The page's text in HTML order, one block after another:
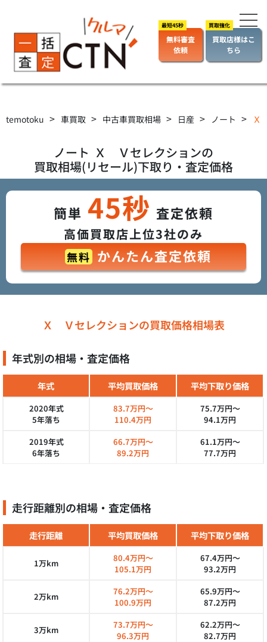
無料審査
依頼
買取店様はこ
ちら
temotoku > 車買取 > 中古車買取相場 > 日産 > ノート > Ｘ
ノート Ｘ Ｖセレクションの
買取相場(リセール)下取り・査定価格
簡単 45秒 査定依頼
高価買取店上位3社のみ
無料 かんたん査定依頼
Ｘ Ｖセレクションの買取価格相場表
年式別の相場・査定価格
年式 平均買取価格 平均下取り価格
2020年式
5年落ち
83.7万円～
110.4万円
75.7万円～
94.1万円
2019年式
6年落ち
66.7万円～
89.2万円
61.1万円～
77.7万円
走行距離別の相場・査定価格
走行距離 平均買取価格 平均下取り価格
1万km
80.4万円～
105.1万円
67.4万円～
93.2万円
2万km
76.2万円～
100.9万円
65.9万円～
87.2万円
3万km
73.7万円～
96.3万円
62.2万円～
82.7万円